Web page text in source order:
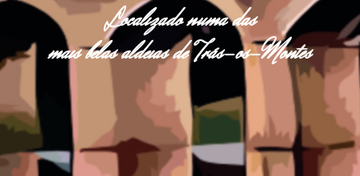
Localizado numa das
mais belas aldeias de Trás-os-Montes